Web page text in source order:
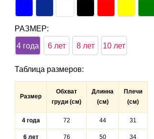
РАЗМЕР:
4 года 6 лет 8 лет 10 лет
Таблица размеров:
Размер
Обхват
груди (см)
Длинна
(см)
Плечи
(см)
4 года 72 44 31
6 лет 76 50 34